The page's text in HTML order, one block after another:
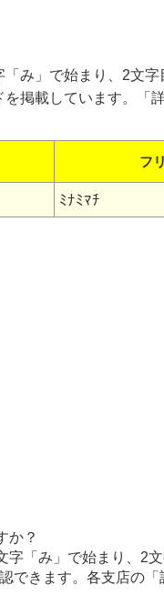
み」で始まり、2文
掲載しています。「
フ
ﾐﾅﾐﾏﾁ
か？
字「み」で始まり、2
できます。各支店の